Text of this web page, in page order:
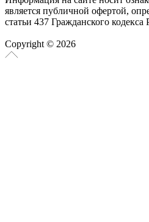
является публичной офертой,
статьи 437 Гражданского кодекса
Copyright © 2026